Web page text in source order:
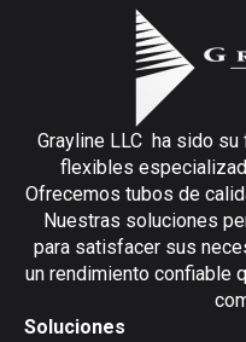
Grayline LLC ha sido
flexibles
Ofrecemos tubos de
Nuestras soluciones
para satisfacer sus
un rendimiento confiable
Soluciones